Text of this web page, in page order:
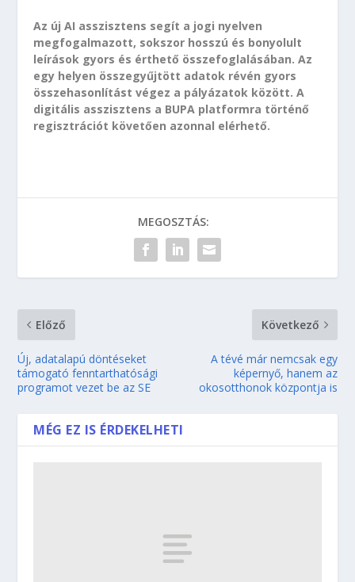
Az új AI asszisztens segít a jogi nyelven
megfogalmazott, sokszor hosszú és bonyolult
leírások gyors és érthető összefoglalásában. Az
egy helyen összegyűjtött adatok révén gyors
összehasonlítást végez a pályázatok között. A
digitális asszisztens a BUPA platformra történő
regisztrációt követően azonnal elérhető.
MEGOSZTÁS:
Előző
Új, adatalapú döntéseket
támogató fenntarthatósági
programot vezet be az SE
Következő
A tévé már nemcsak egy
képernyő, hanem az
okosotthonok központja is
MÉG EZ IS ÉRDEKELHETI